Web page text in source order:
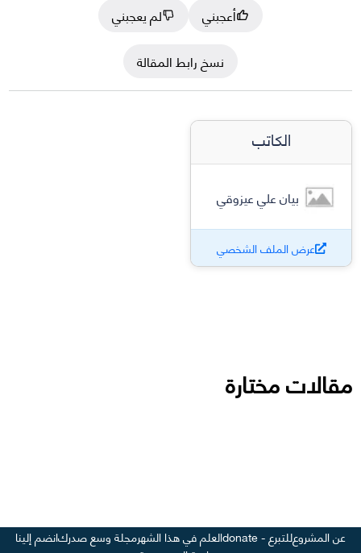
أعجبني
لم يعجبني
نسخ رابط المقالة
الكاتب
بيان علي عيزوقي
عرض الملف الشخصي
مقالات مختارة
عن المشروعللتبرع - donate العلم في هذا الشهرمجلة وسع صدركانضم إلينا